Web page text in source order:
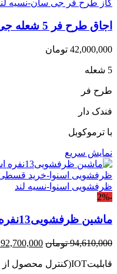
اجاق طرح فر 5 شعله جی سان G20
42,000,000 تومان
5 شعله
طرح فر
فندک دار
با ترموکوبل
نمایش سریع
-2%
ماشین ظرفشویی13نفره اسنوا SDW-A11S
94,610,000 تومان قیمت
92,700,000
قابلیتIOT(کنترل محصول از طریق اینترنت)